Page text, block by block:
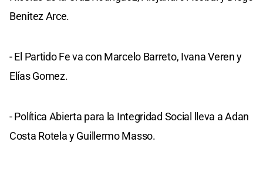
Benitez Arce.
- El Partido Fe va con Marcelo Barreto, Ivana Veren y
Elías Gomez.
- Política Abierta para la Integridad Social lleva a Adan
Costa Rotela y Guillermo Masso.